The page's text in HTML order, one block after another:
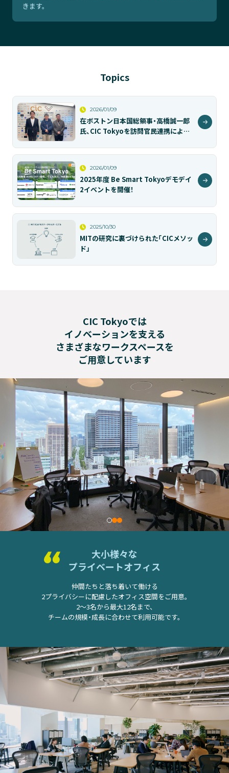
きます。
Topics
2026/01/09
在ボストン日本国総領事・高橋誠一郎
氏、CIC Tokyoを訪問官民連携による
2026/01/09
2025年度 Be Smart Tokyoデモデイ
2イベントを開催！
2025/10/30
MITの研究に裏づけられた「CICメソッ
ド」
CIC Tokyoでは
イノベーションを支える
さまざまなワークスペースを
ご用意しています
大小様々な
プライベートオフィス
仲間たちと落ち着いて働ける
2プライバシーに配慮したオフィス空間をご用意。
2～3名から最大12名まで、
チームの規模・成長に合わせて利用可能です。